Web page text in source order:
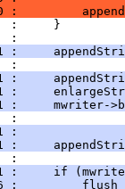
:
:     }
:
:
:
:
:
:     mwriter-
:
:
:
:
:     if
: